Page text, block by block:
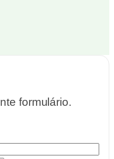
formulário.